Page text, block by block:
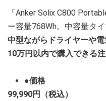
「Anker Solix C800
ー容量768Wh。中容量タ
中型ながらドライヤーや
10万円以内で購入できる
●価格
99,990円（税込）